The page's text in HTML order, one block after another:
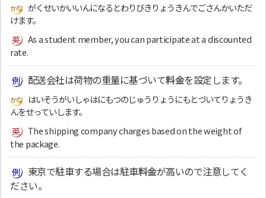
がくせいかいいんになるとわりびきりょうきんでごさんかいただ
けます。
As a student member, you can participate at a discounted
rate.
配送会社は荷物の重量に基づいて料金を設定します。
はいそうがいしゃはにもつのじゅうりょうにもとづいてりょうき
んをせっていします。
The shipping company charges based on the weight of
the package.
東京で駐車する場合は駐車料金が高いので注意してく
ださい。